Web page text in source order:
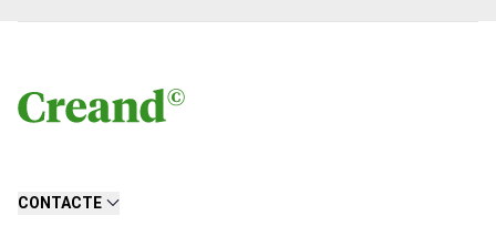
CONTACTE